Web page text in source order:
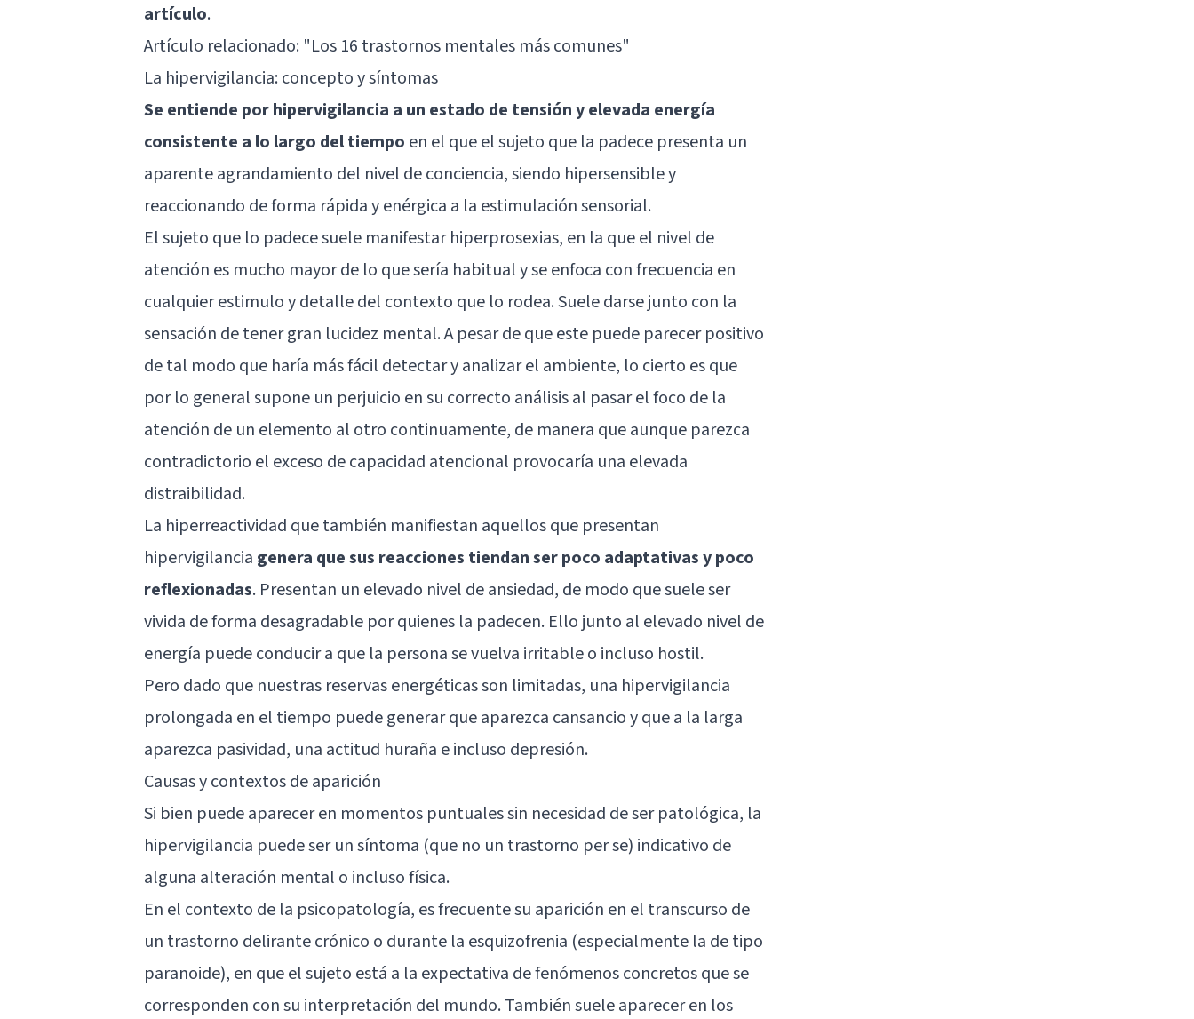
artículo.
Artículo relacionado: "Los 16 trastornos mentales más comunes"
La hipervigilancia: concepto y síntomas
Se entiende por hipervigilancia a un estado de tensión y elevada energía
consistente a lo largo del tiempo en el que el sujeto que la padece presenta un
aparente agrandamiento del nivel de conciencia, siendo hipersensible y
reaccionando de forma rápida y enérgica a la estimulación sensorial.
El sujeto que lo padece suele manifestar hiperprosexias, en la que el nivel de
atención es mucho mayor de lo que sería habitual y se enfoca con frecuencia en
cualquier estimulo y detalle del contexto que lo rodea. Suele darse junto con la
sensación de tener gran lucidez mental. A pesar de que este puede parecer positivo
de tal modo que haría más fácil detectar y analizar el ambiente, lo cierto es que
por lo general supone un perjuicio en su correcto análisis al pasar el foco de la
atención de un elemento al otro continuamente, de manera que aunque parezca
contradictorio el exceso de capacidad atencional provocaría una elevada
distraibilidad.
La hiperreactividad que también manifiestan aquellos que presentan
hipervigilancia genera que sus reacciones tiendan ser poco adaptativas y poco
reflexionadas. Presentan un elevado nivel de ansiedad, de modo que suele ser
vivida de forma desagradable por quienes la padecen. Ello junto al elevado nivel de
energía puede conducir a que la persona se vuelva irritable o incluso hostil.
Pero dado que nuestras reservas energéticas son limitadas, una hipervigilancia
prolongada en el tiempo puede generar que aparezca cansancio y que a la larga
aparezca pasividad, una actitud huraña e incluso depresión.
Causas y contextos de aparición
Si bien puede aparecer en momentos puntuales sin necesidad de ser patológica, la
hipervigilancia puede ser un síntoma (que no un trastorno per se) indicativo de
alguna alteración mental o incluso física.
En el contexto de la psicopatología, es frecuente su aparición en el transcurso de
un trastorno delirante crónico o durante la esquizofrenia (especialmente la de tipo
paranoide), en que el sujeto está a la expectativa de fenómenos concretos que se
corresponden con su interpretación del mundo. También suele aparecer en los